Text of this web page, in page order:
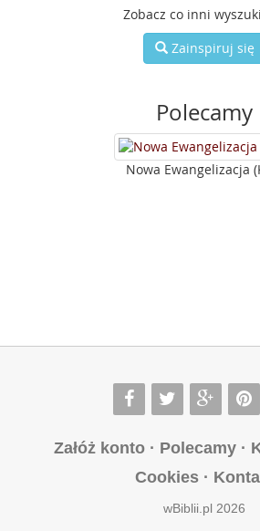
Zobacz co inni
Zainspiruj się
Polecamy
Nowa Ewangelizacja
Załóż konto· Polecamy·
Cookies·
wBiblii.pl 2026